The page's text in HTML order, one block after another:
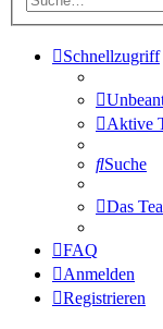
Schnellzugriff
Aktive
Suche
Das
FAQ
Anmelden
Registrieren